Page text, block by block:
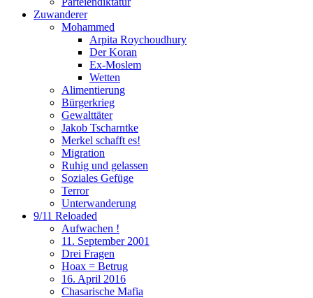
Zuwanderer
Mohammed
Arpita Roychoudhury
Der Koran
Ex-Moslem
Wetten
Alimentierung
Bürgerkrieg
Gewalttäter
Jakob Tscharntke
Merkel schafft es!
Migration
Ruhig und gelassen
Soziales Gefüge
Terror
Unterwanderung
9/11 Reloaded
Aufwachen !
11. September 2001
Drei Fragen
Hoax = Betrug
16. April 2016
Chasarische Mafia